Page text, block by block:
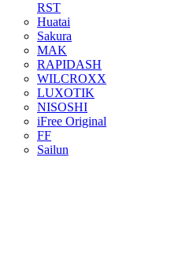
RST
Huatai
Sakura
MAK
RAPIDASH
WILCROXX
LUXOTIK
NISOSHI
iFree Original
FF
Sailun